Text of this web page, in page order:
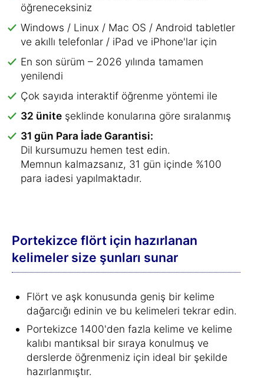
öğreneceksiniz
Windows / Linux / Mac OS / Android tabletler
ve akıllı telefonlar / iPad ve iPhone'lar için
En son sürüm – 2026 yılında tamamen
yenilendi
Çok sayıda interaktif öğrenme yöntemi ile
32 ünite şeklinde konularına göre sıralanmış
31 gün Para İade Garantisi:
Dil kursumuzu hemen test edin.
Memnun kalmazsanız, 31 gün içinde %100
para iadesi yapılmaktadır.
Portekizce flört için hazırlanan
kelimeler size şunları sunar
Flört ve aşk konusunda geniş bir kelime
dağarcığı edinin ve bu kelimeleri tekrar edin.
Portekizce 1400'den fazla kelime ve kelime
kalıbı mantıksal bir sıraya konulmuş ve
derslerde öğrenmeniz için ideal bir şekilde
hazırlanmıştır.